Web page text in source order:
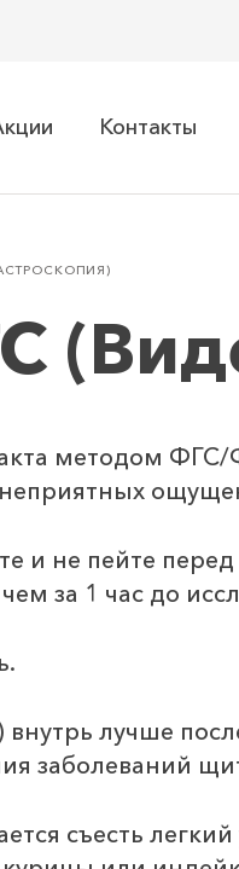
Контакты
методом
и не пейте
за 1 час до
внутрь лучше
заболеваний
съесть